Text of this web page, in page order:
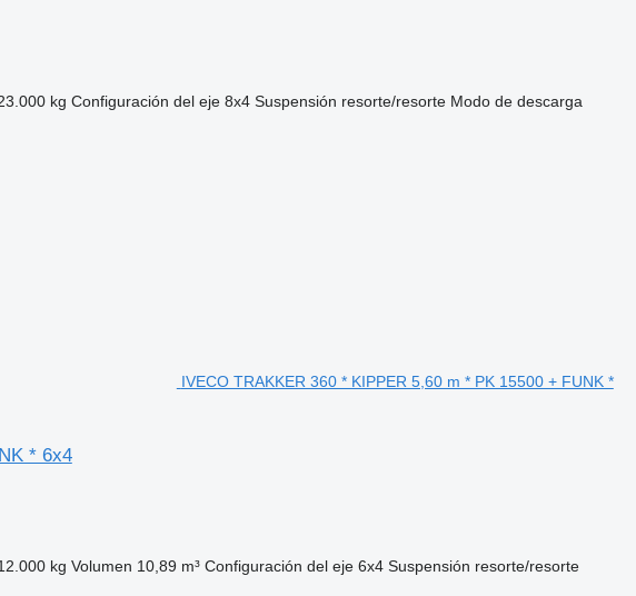
kg Configuración del eje 8x4 Suspensión resorte/resorte Modo de descarga
IVECO TRAKKER 360 * KIPPER 5,60 m * PK 15500 + FUNK *
* 6x4
kg Volumen 10,89 m³ Configuración del eje 6x4 Suspensión resorte/resorte